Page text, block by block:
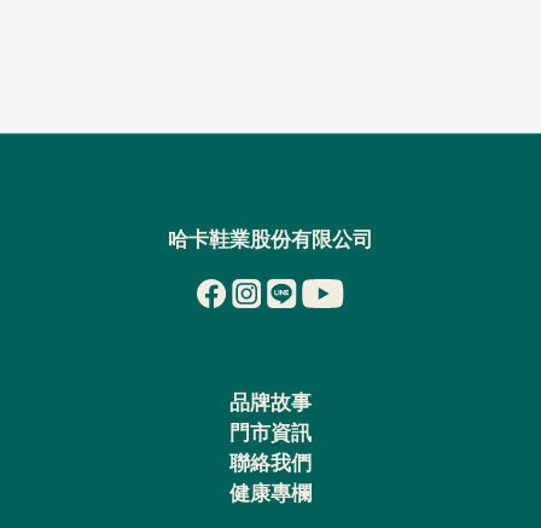
哈卡鞋業股份有限公司
品牌故事
門市資訊
聯絡我們
健康專欄